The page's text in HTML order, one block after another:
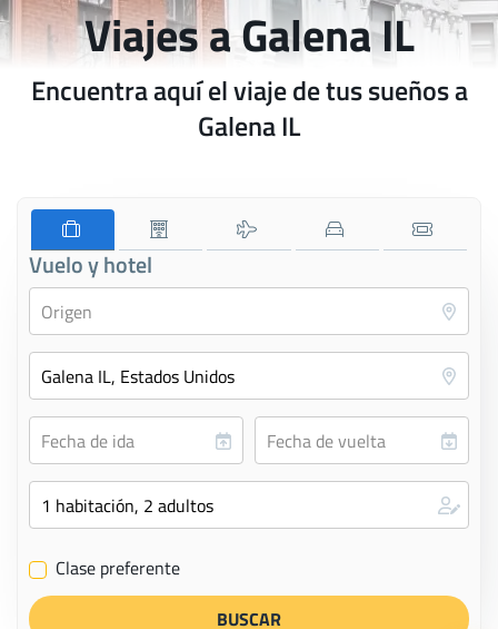
Viajes a Galena IL
Encuentra aquí el viaje de tus sueños a
Galena IL
Vuelo y hotel
✔ Clase preferente